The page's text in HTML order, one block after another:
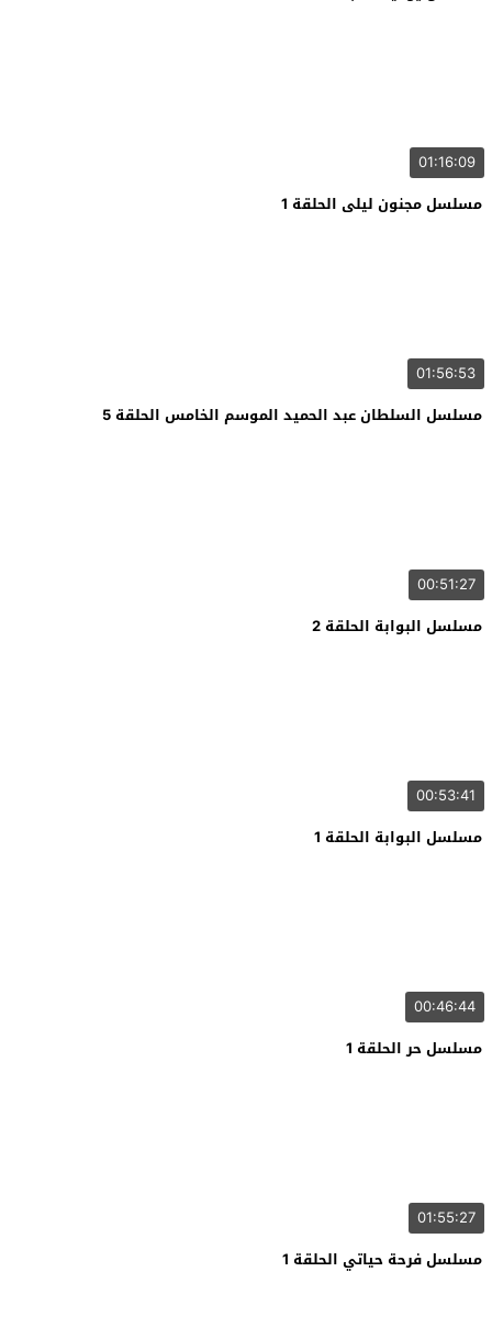
01:16:09
مسلسل مجنون ليلى الحلقة 1
01:56:53
مسلسل السلطان عبد الحميد الموسم الخامس الحلقة 5
00:51:27
مسلسل البوابة الحلقة 2
00:53:41
مسلسل البوابة الحلقة 1
00:46:44
مسلسل حر الحلقة 1
01:55:27
مسلسل فرحة حياتي الحلقة 1